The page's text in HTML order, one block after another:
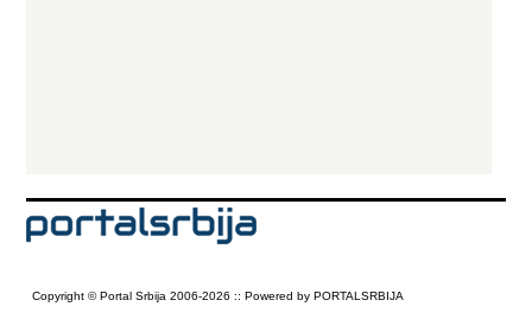
Copyright © Portal Srbija 2006-2026 :: Powered by PORTALSRBIJA